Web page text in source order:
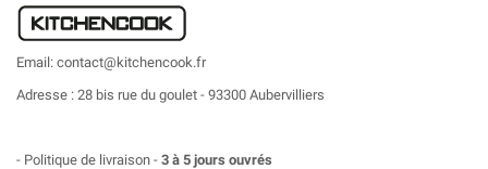
Email: contact@kitchencook.fr
Adresse : 28 bis rue du goulet - 93300 Aubervilliers
- Politique de livraison - 3 à 5 jours ouvrés